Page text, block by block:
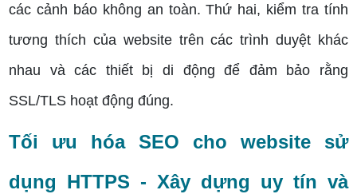
các cảnh báo không an toàn. Thứ hai, kiểm tra tính
tương thích của website trên các trình duyệt khác
nhau và các thiết bị di động để đảm bảo rằng
SSL/TLS hoạt động đúng.
Tối ưu hóa SEO cho website sử
dụng HTTPS - Xây dựng uy tín và